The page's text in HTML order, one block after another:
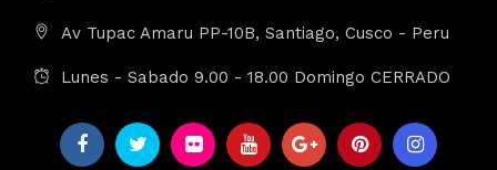
Av Tupac Amaru PP-10B, Santiago, Cusco - Peru
Lunes - Sabado 9.00 - 18.00 Domingo CERRADO